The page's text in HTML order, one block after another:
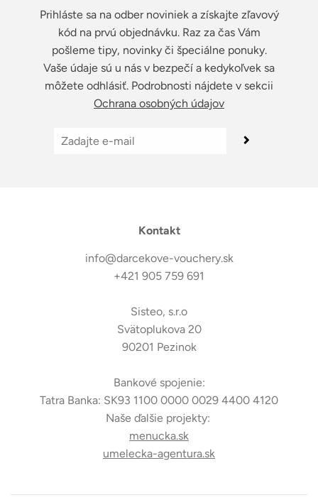
Prihláste sa na odber noviniek a získajte zľavový
kód na prvú objednávku. Raz za čas Vám
pošleme tipy, novinky či špeciálne ponuky.
Vaše údaje sú u nás v bezpečí a kedykoľvek sa
môžete odhlásiť. Podrobnosti nájdete v sekcii
Ochrana osobných údajov
Kontakt
info@darcekove-vouchery.sk
+421 905 759 691
Sisteo, s.r.o
Svätoplukova 20
90201 Pezinok
Bankové spojenie:
Tatra Banka: SK93 1100 0000 0029 4400 4120
Naše ďalšie projekty:
menucka.sk
umelecka-agentura.sk